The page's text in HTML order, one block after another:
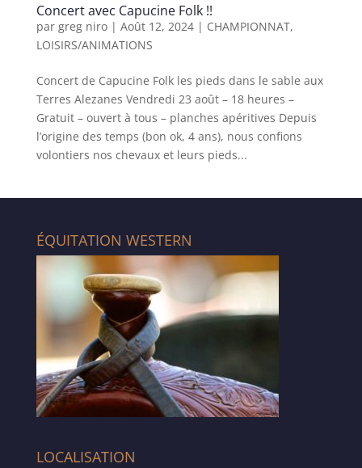
Concert avec Capucine Folk !!
par greg niro| Août 12, 2024| CHAMPIONNAT,
LOISIRS/ANIMATIONS
Concert de Capucine Folk les pieds dans le sable aux
Terres Alezanes Vendredi 23 août – 18 heures –
Gratuit – ouvert à tous – planches apéritives Depuis
l’origine des temps (bon ok, 4 ans), nous confions
volontiers nos chevaux et leurs pieds...
ÉQUITATION WESTERN
LOCALISATION